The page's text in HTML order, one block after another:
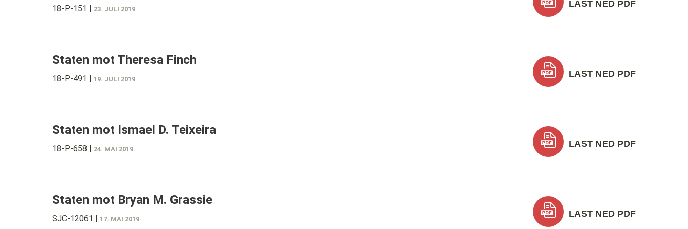
18-P-151 | 23. JULI 2019
LAST NED PDF
Staten mot Theresa Finch
18-P-491 | 19. JULI 2019
LAST NED PDF
Staten mot Ismael D. Teixeira
18-P-658 | 24. MAI 2019
LAST NED PDF
Staten mot Bryan M. Grassie
SJC-12061 | 17. MAI 2019
LAST NED PDF